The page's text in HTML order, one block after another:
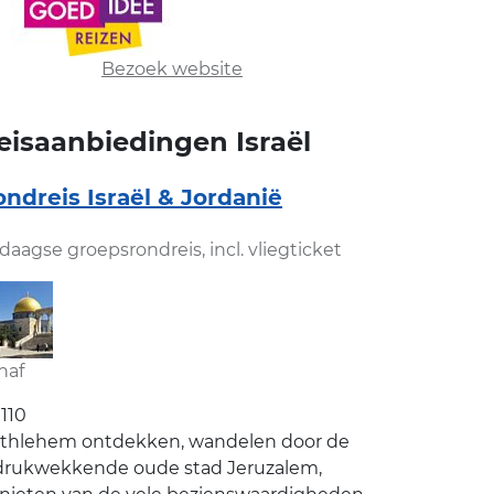
Bezoek website
Israël
Israël & Jordanië
daagse groepsrondreis, incl. vliegticket
ontdekken, wandelen door de
oude stad Jeruzalem,